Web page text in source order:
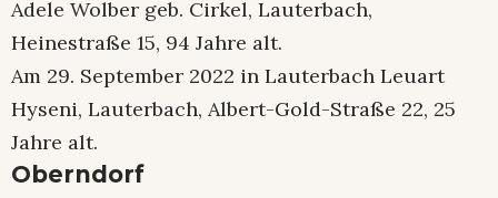
Adele Wolber geb. Cirkel, Lauterbach,
Heinestraße 15, 94 Jahre alt.
Am 29. September 2022 in Lauterbach Leuart
Hyseni, Lauterbach, Albert-Gold-Straße 22, 25
Jahre alt.
Oberndorf